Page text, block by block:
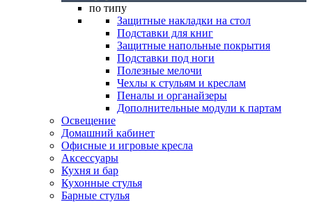
по типу
Защитные накладки на стол
Подставки для книг
Защитные напольные покрытия
Подставки под ноги
Полезные мелочи
Чехлы к стульям и креслам
Пеналы и органайзеры
Дополнительные модули к партам
Освещение
Домашний кабинет
Офисные и игровые кресла
Аксессуары
Кухня и бар
Кухонные стулья
Барные стулья